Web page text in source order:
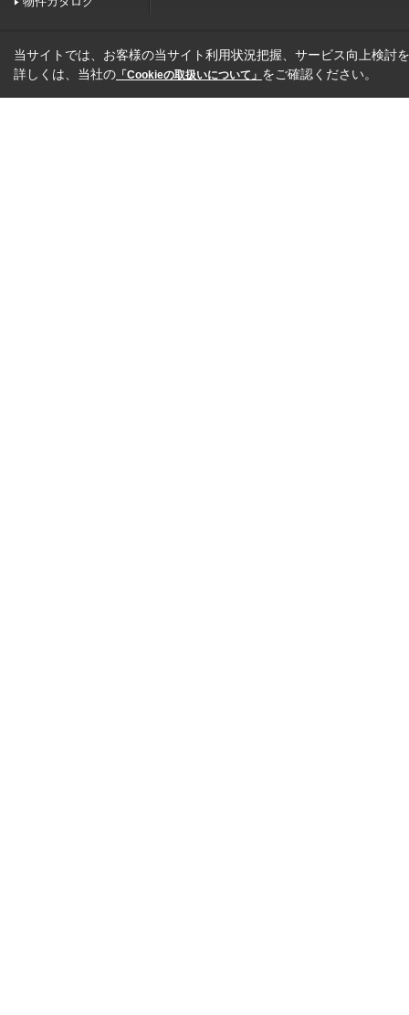
当サイトでは、お客様の当サイト利用状況把握、サービス向上検討
詳しくは、当社の 「Cookieの取扱いについて」 をご確認ください。